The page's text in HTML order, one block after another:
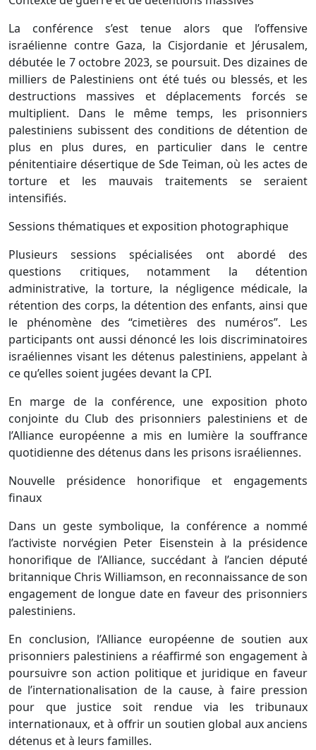
La conférence s’est tenue alors que l’offensive
israélienne contre Gaza, la Cisjordanie et Jérusalem,
débutée le 7 octobre 2023, se poursuit. Des dizaines de
milliers de Palestiniens ont été tués ou blessés, et les
destructions massives et déplacements forcés se
multiplient. Dans le même temps, les prisonniers
palestiniens subissent des conditions de détention de
plus en plus dures, en particulier dans le centre
pénitentiaire désertique de Sde Teiman, où les actes de
torture et les mauvais traitements se seraient
intensifiés.
Sessions thématiques et exposition photographique
Plusieurs sessions spécialisées ont abordé des
questions critiques, notamment la détention
administrative, la torture, la négligence médicale, la
rétention des corps, la détention des enfants, ainsi que
le phénomène des “cimetières des numéros”. Les
participants ont aussi dénoncé les lois discriminatoires
israéliennes visant les détenus palestiniens, appelant à
ce qu’elles soient jugées devant la CPI.
En marge de la conférence, une exposition photo
conjointe du Club des prisonniers palestiniens et de
l’Alliance européenne a mis en lumière la souffrance
quotidienne des détenus dans les prisons israéliennes.
Nouvelle présidence honorifique et engagements
finaux
Dans un geste symbolique, la conférence a nommé
l’activiste norvégien Peter Eisenstein à la présidence
honorifique de l’Alliance, succédant à l’ancien député
britannique Chris Williamson, en reconnaissance de son
engagement de longue date en faveur des prisonniers
palestiniens.
En conclusion, l’Alliance européenne de soutien aux
prisonniers palestiniens a réaffirmé son engagement à
poursuivre son action politique et juridique en faveur
de l’internationalisation de la cause, à faire pression
pour que justice soit rendue via les tribunaux
internationaux, et à offrir un soutien global aux anciens
détenus et à leurs familles.